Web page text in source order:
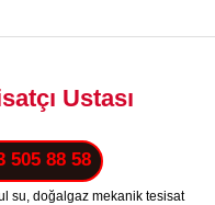
Ustası
505 88 58
su, doğalgaz mekanik tesisat